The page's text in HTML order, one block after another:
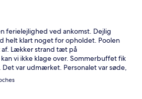
ferielejlighed ved ankomst. Dejlig
helt klart noget for opholdet. Poolen
Lækker strand tæt på
vi ikke klage over. Sommerbuffet fik
Det var udmærket. Personalet var søde,